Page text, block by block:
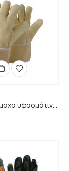
Γάντια πυρίμαχα υφασμάτινα με εσωτερική φόδρα